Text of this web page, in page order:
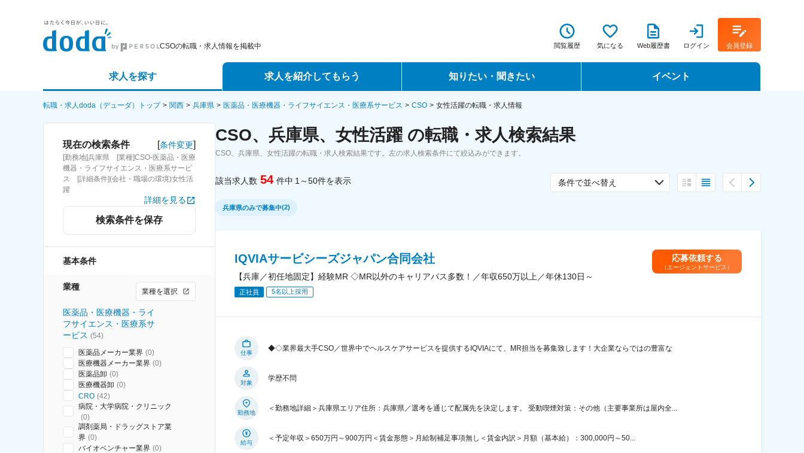
CSOの転職・求人情報を掲載中 閲覧履歴 気になる Web履歴書 ログイン 会員登録
求人を探す
詳細条件から探す
求人特集から探す
求人を紹介してもらう
エージェントサービス
スカウトサービス
知りたい・聞きたい
転職ノウハウ
データで見る転職
イベント
転職・求人doda（デューダ）トップ 関西 兵庫県 医薬品・医療機器・ライフサイエンス・医療系サービス CSO 女性活躍の転職・求人情報
現在の検索条件 [条件変更]
[勤務地]兵庫県 [業種]CSO-医薬品・医療
機器・ライフサイエンス・医療系サービ
ス [詳細条件](会社・職場の環境)女性活
躍
詳細を見る
検索条件を保存
基本条件
業種 業種を選択
医薬品・医療機器・ライ
フサイエンス・医療系サ
ービス (54)
医薬品メーカー業界 (0)
医療機器メーカー業界 (0)
医薬品卸 (0)
医療機器卸 (0)
CRO (42)
病院・大学病院・クリニック
(0)
調剤薬局・ドラッグストア業
界 (0)
バイオベンチャー業界 (0)
CSO、兵庫県、女性活躍 の転職・求人検索結果
CSO、兵庫県、女性活躍の転職・求人検索結果です。左の求人検索条件にて絞込みができます。
該当求人数 54 件中 1～50件を表示 条件で並べ替え
兵庫県のみで募集中(2)
IQVIAサービシーズジャパン合同会社
【兵庫／初任地固定】経験MR ◇MR以外のキャリアパス多数！／年収650万以上／年休130日～
正社員 5名以上採用
応募依頼する
（エージェントサービス）
仕事
◆◇業界最大手CSO／世界中でヘルスケアサービスを提供するIQVIAにて、MR担当を募集致します！大企業ならではの豊富な
対象
学歴不問
勤務地
＜勤務地詳細＞兵庫県エリア住所：兵庫県／選考を通じて配属先を決定します。 受動喫煙対策：その他（主要事業所は屋内全...
給与
＜予定年収＞650万円～900万円＜賃金形態＞月給制補足事項無し＜賃金内訳＞月額（基本給）：300,000円～50...